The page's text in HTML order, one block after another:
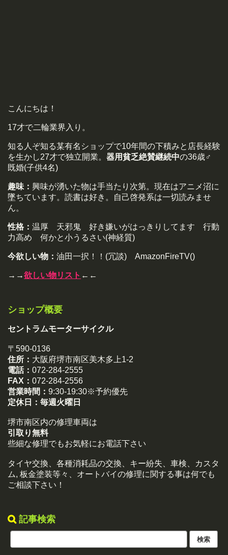
こんにちは！
17才で二輪業界入り。
知る人ぞ知る某有名ショップで10年間の下積みと店長経験
を生かし27才で独立開業。 器用貧乏絶賛継続中の36歳♂
既婚(子供4名)
趣味： 興味が湧いた物は手当たり次第。現在はアニメ沼に
墜ちています。読書は好き。自己啓発系は一切読みませ
ん。
性格： 温厚 天邪鬼 好き嫌いがはっきりしてます 行動
力高め 何かと小うるさい(神経質)
今欲しい物： 油田一択！！(冗談) AmazonFireTV()
→→欲しい物リスト ←←
ショップ概要
セントラムモーターサイクル
〒590-0136
住所： 大阪府堺市南区美木多上1-2
電話： 072-284-2555
FAX： 072-284-2556
営業時間： 9:30-19:30※予約優先
定休日： 毎週火曜日
堺市南区内の修理車両は
引取り無料
些細な修理でもお気軽にお電話下さい
タイヤ交換、各種消耗品の交換、キー紛失、車検、カスタ
ム, 板金塗装等々、オートバイの修理に関する事は何でも
ご相談下さい！
記事検索